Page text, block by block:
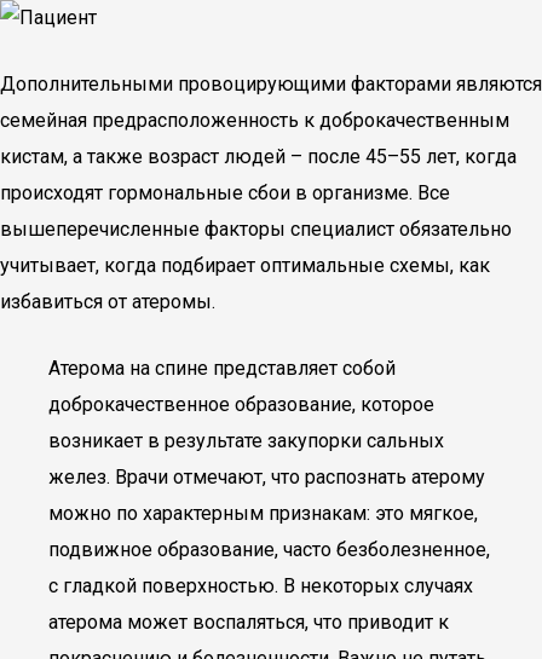
Дополнительными провоцирующими факторами являются
семейная предрасположенность к доброкачественным
кистам, а также возраст людей – после 45–55 лет, когда
происходят гормональные сбои в организме. Все
вышеперечисленные факторы специалист обязательно
учитывает, когда подбирает оптимальные схемы, как
избавиться от атеромы.
Атерома на спине представляет собой
доброкачественное образование, которое
возникает в результате закупорки сальных
желез. Врачи отмечают, что распознать атерому
можно по характерным признакам: это мягкое,
подвижное образование, часто безболезненное,
с гладкой поверхностью. В некоторых случаях
атерома может воспаляться, что приводит к